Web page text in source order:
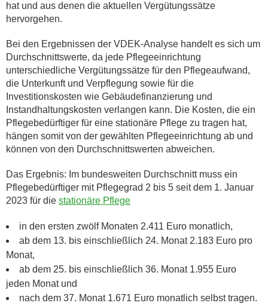
hat und aus denen die aktuellen Vergütungssätze
hervorgehen.
Bei den Ergebnissen der VDEK-Analyse handelt es sich um
Durchschnittswerte, da jede Pflegeeinrichtung
unterschiedliche Vergütungssätze für den Pflegeaufwand,
die Unterkunft und Verpflegung sowie für die
Investitionskosten wie Gebäudefinanzierung und
Instandhaltungskosten verlangen kann. Die Kosten, die ein
Pflegebedürftiger für eine stationäre Pflege zu tragen hat,
hängen somit von der gewählten Pflegeeinrichtung ab und
können von den Durchschnittswerten abweichen.
Das Ergebnis: Im bundesweiten Durchschnitt muss ein
Pflegebedürftiger mit Pflegegrad 2 bis 5 seit dem 1. Januar
2023 für die stationäre Pflege
in den ersten zwölf Monaten 2.411 Euro monatlich,
ab dem 13. bis einschließlich 24. Monat 2.183 Euro pro
Monat,
ab dem 25. bis einschließlich 36. Monat 1.955 Euro
jeden Monat und
nach dem 37. Monat 1.671 Euro monatlich selbst tragen.